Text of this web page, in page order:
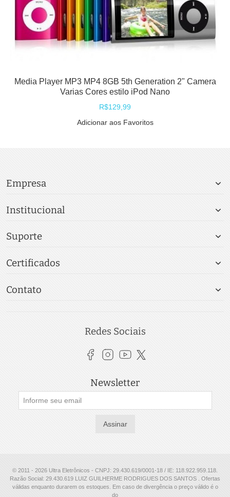
Media Player MP3 MP4 8GB 5th Generation 2" Camera
Varias Cores estilo iPod Nano
R$129,99
Adicionar aos Favoritos
Empresa
Institucional
Suporte
Certificados
Contato
Redes Sociais
Newsletter
Assinar
© 2011 - 2026 Ultra Eletrônicos - CNPJ: 29.430.619/0001-18 / IE: 118.922.959.118.
Razão Social: 29.430.619 LUIZ GUILHERME RODRIGUES DOS SANTOS . Ofertas
válidas enquanto durarem os estoques. Em caso de divergência o preço válido é o
do